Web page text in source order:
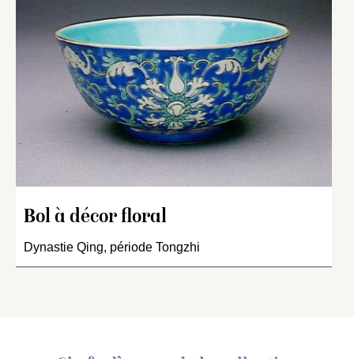
Bol à décor floral
Dynastie Qing, période Tongzhi